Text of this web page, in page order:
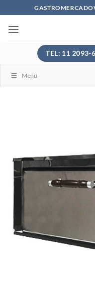
al
contenido
TEL: 11 2093-
Menu